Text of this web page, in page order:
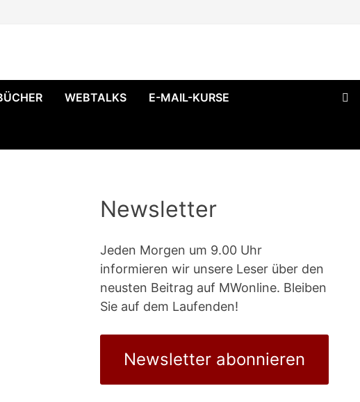
WEBTALKS E-MAIL-KURSE
Newsletter
Jeden Morgen um 9.00 Uhr
informieren wir unsere Leser über den
neusten Beitrag auf MWonline. Bleiben
Sie auf dem Laufenden!
Newsletter abonnieren